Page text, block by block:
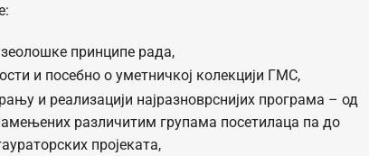
принципе рада,
и посебно о уметничкој колекцији ГМС,
и реализацији најразноврснијих програма – од
различитим групама посетилаца па до
пројеката,